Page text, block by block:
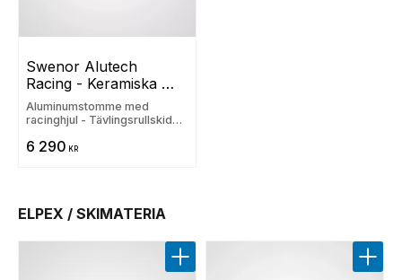
Swenor Alutech
Racing - Keramiska
lager
Aluminumstomme med
racinghjul - Tävlingsrullskidor
6 290 KR
ELPEX / SKIMATERIA
Lägg till i favoriter Lägg